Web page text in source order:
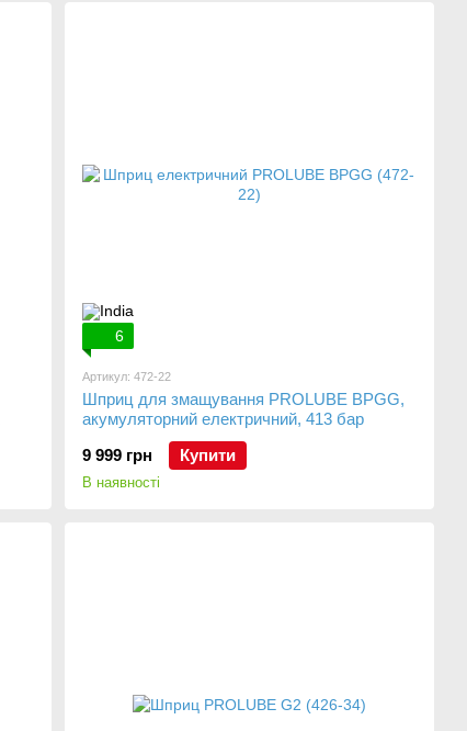
6
Артикул: 472-22
Шприц для змащування PROLUBE BPGG,
акумуляторний електричний, 413 бар
9 999 грн
Купити
В наявності